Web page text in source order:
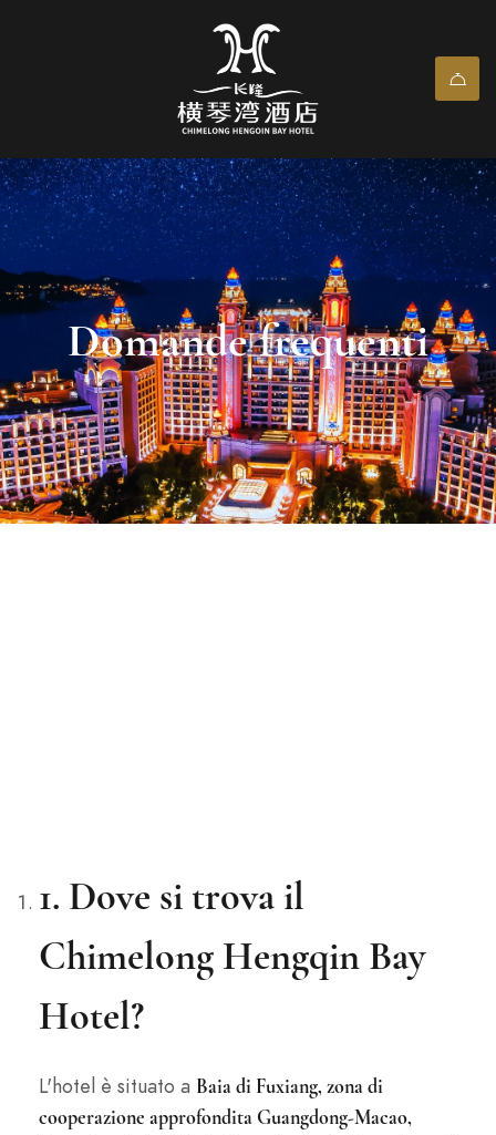
Domande frequenti
1. Dove si trova il
Chimelong Hengqin Bay
Hotel?
L'hotel è situato a Baia di Fuxiang, zona di
cooperazione approfondita Guangdong-Macao,